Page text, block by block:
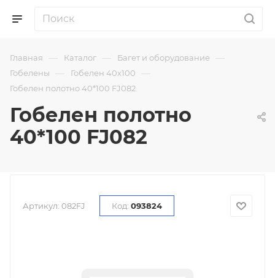
Главная — Каталог — Багет и оборудование —
Гобелены — Гобелен 40х100 —
Гобелен полотно 40*100 FJ082
Гобелен полотно
40*100 FJ082
Артикул: 082FJ Код: 093824